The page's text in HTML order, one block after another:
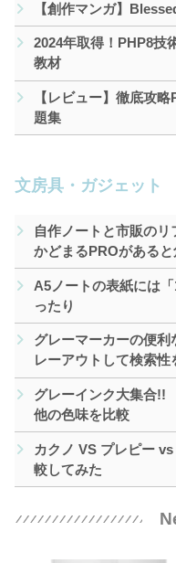
【創作マンガ】
2024年取得！PHP8技
教材
【レビュー】徹底攻
題集
文房具・ガジェット
自作ノートと市販のリ
かどまるPROがあると
A5ノートの表紙には
ったり
グレーマーカーの便
レーアウトして検索性
グレーインク大集合!!
他の色味を比較
カクノ VS プレピー
較してみた